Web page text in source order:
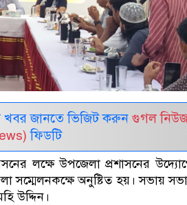
খবর জানতে ভিজিট করুন গুগল
ফিডটি
লক্ষে উপজেলা প্রশাসনের
সম্মেলনকক্ষে অনুষ্টিত হয়। সভায়
উদ্দিন।